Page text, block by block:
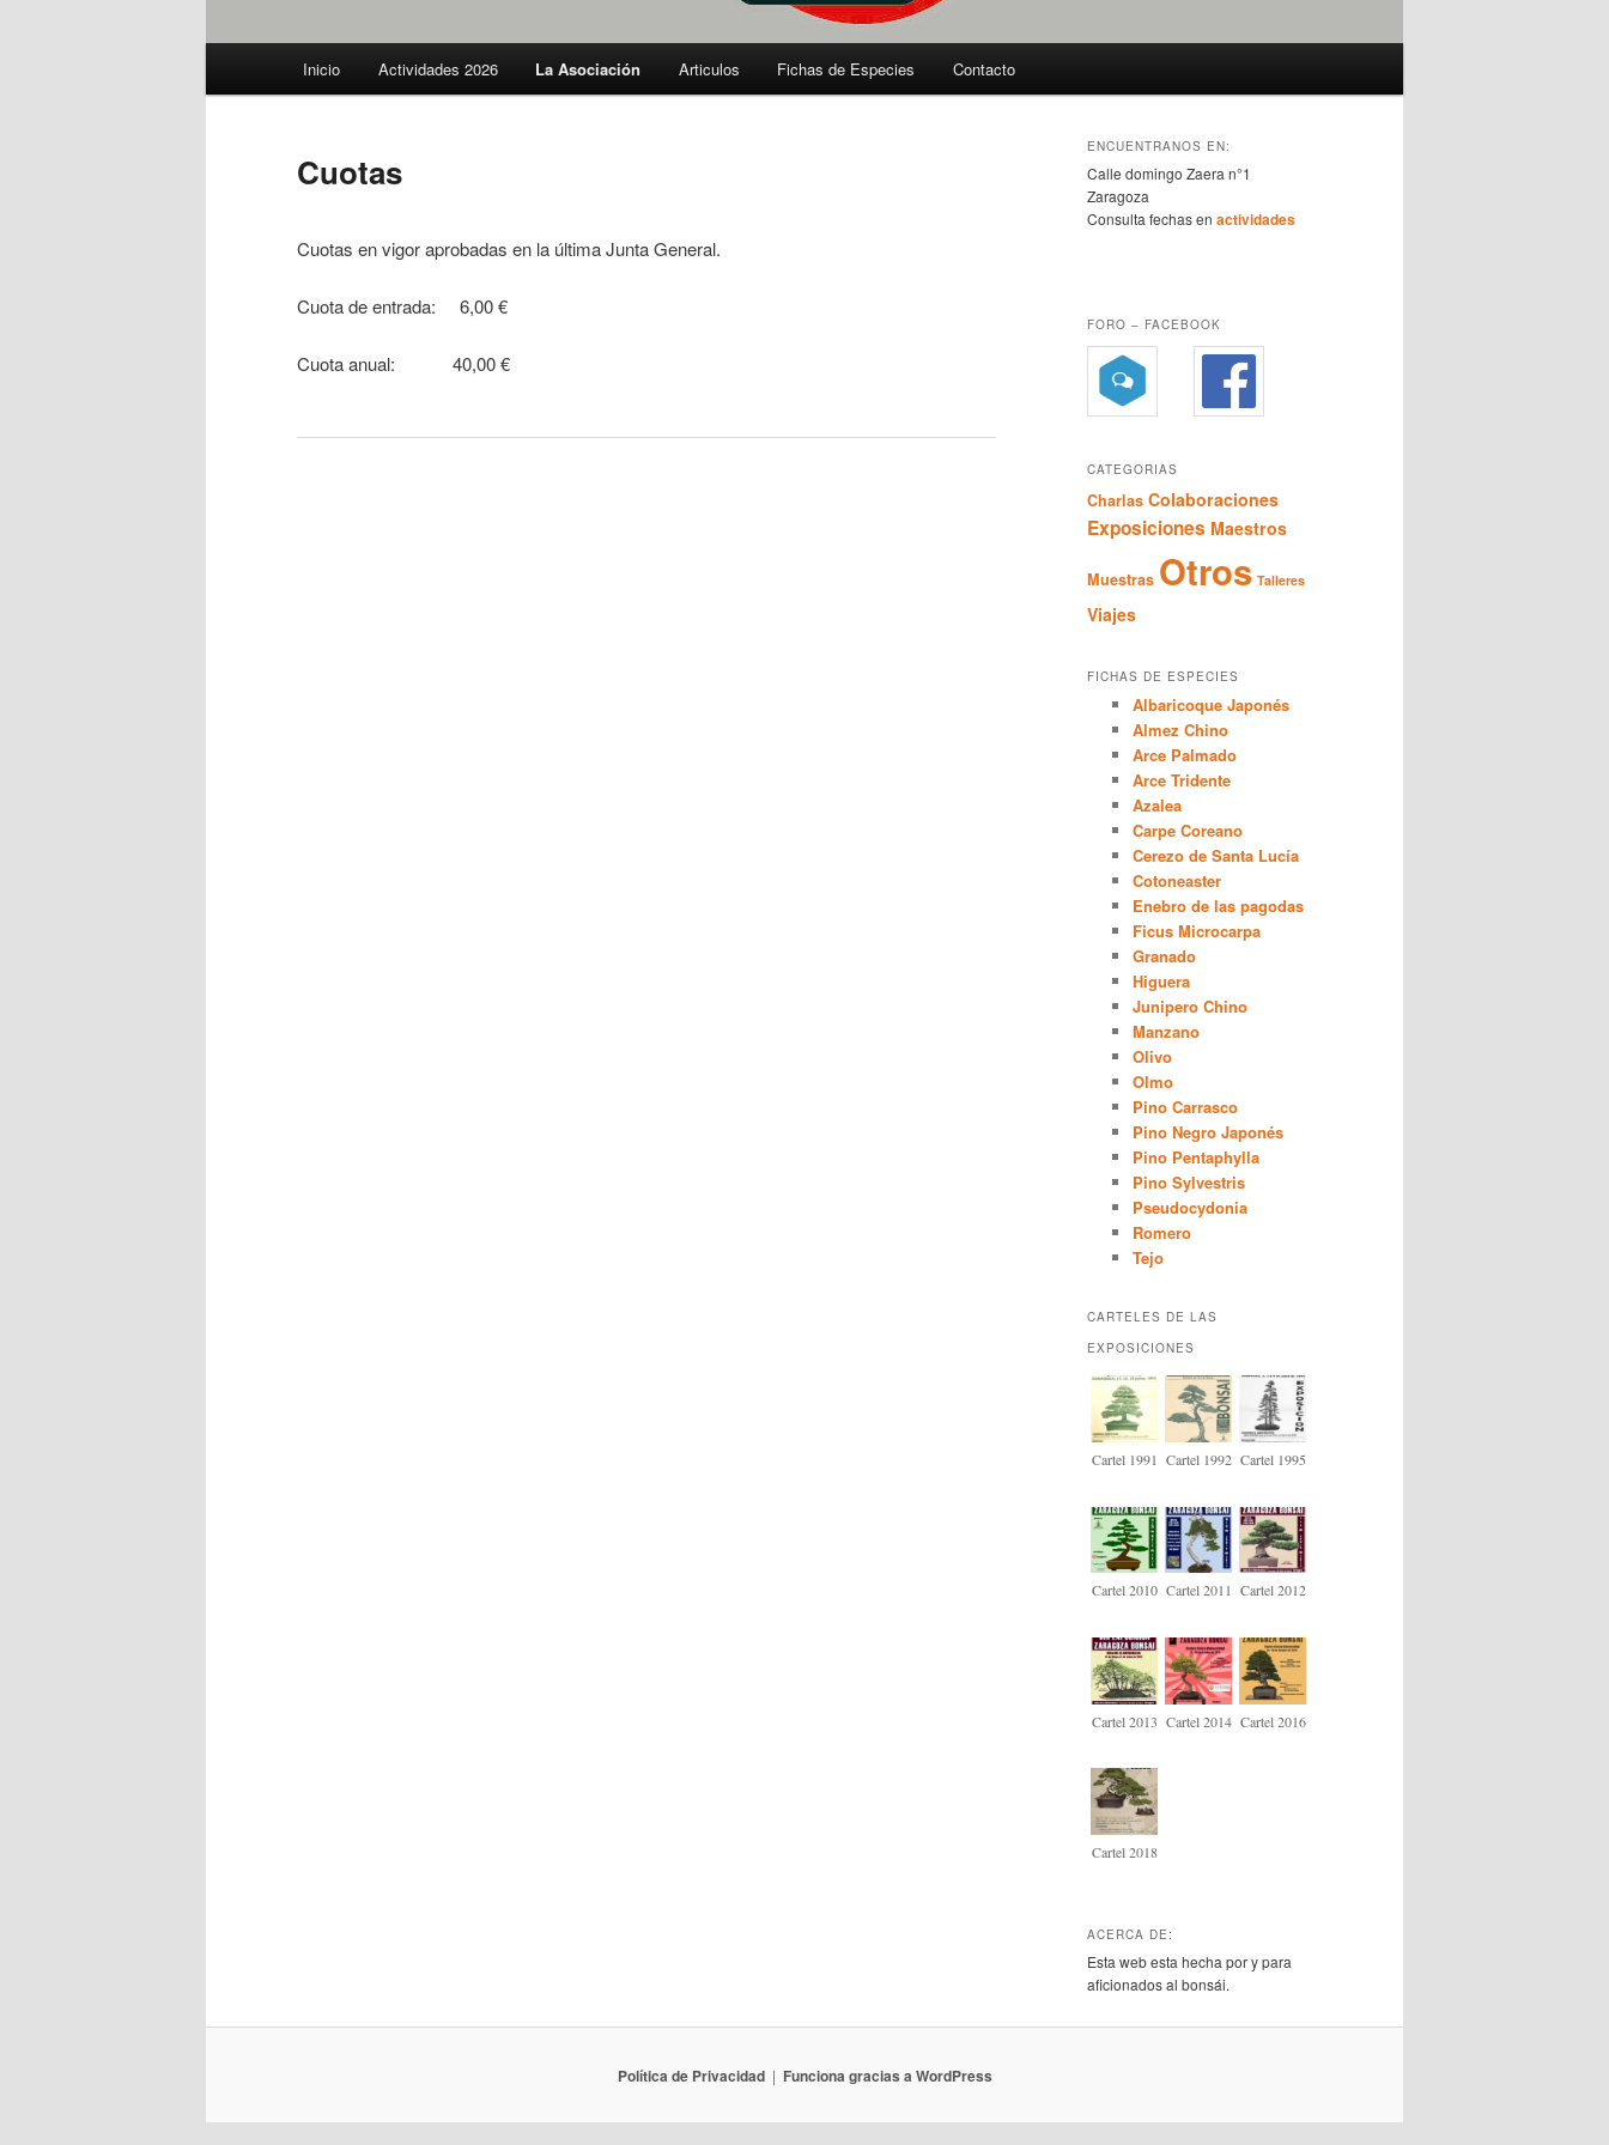
Inicio Actividades 2026 La Asociación Articulos Fichas de Especies Contacto
Cuotas
Cuotas en vigor aprobadas en la última Junta General.
Cuota de entrada: 6,00 €
Cuota anual: 40,00 €
ENCUENTRANOS EN:
Calle domingo Zaera n°1
Zaragoza
Consulta fechas en actividades
FORO – FACEBOOK
CATEGORIAS
Charlas Colaboraciones
Exposiciones Maestros
Muestras Otros Talleres
Viajes
FICHAS DE ESPECIES
Albaricoque Japonés
Almez Chino
Arce Palmado
Arce Tridente
Azalea
Carpe Coreano
Cerezo de Santa Lucía
Cotoneaster
Enebro de las pagodas
Ficus Microcarpa
Granado
Higuera
Junipero Chino
Manzano
Olivo
Olmo
Pino Carrasco
Pino Negro Japonés
Pino Pentaphylla
Pino Sylvestris
Pseudocydonia
Romero
Tejo
CARTELES DE LAS
EXPOSICIONES
Cartel 1991 Cartel 1992 Cartel 1995
Cartel 2010 Cartel 2011 Cartel 2012
Cartel 2013 Cartel 2014 Cartel 2016
Cartel 2018
ACERCA DE:
Esta web esta hecha por y para
aficionados al bonsái.
Política de Privacidad Funciona gracias a WordPress